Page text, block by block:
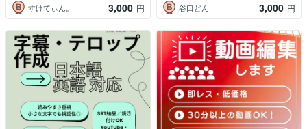
すけてぃん。 3,000 円
谷口どん
3,000 円